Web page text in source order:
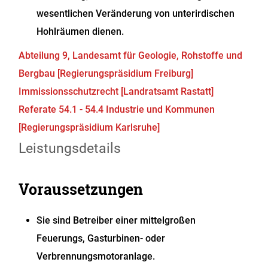
wesentlichen Veränderung von unterirdischen
Hohlräumen dienen.
Abteilung 9, Landesamt für Geologie, Rohstoffe und
Bergbau [Regierungspräsidium Freiburg]
Immissionsschutzrecht [Landratsamt Rastatt]
Referate 54.1 - 54.4 Industrie und Kommunen
[Regierungspräsidium Karlsruhe]
Leistungsdetails
Voraussetzungen
Sie sind Betreiber einer mittelgroßen
Feuerungs, Gasturbinen- oder
Verbrennungsmotoranlage.